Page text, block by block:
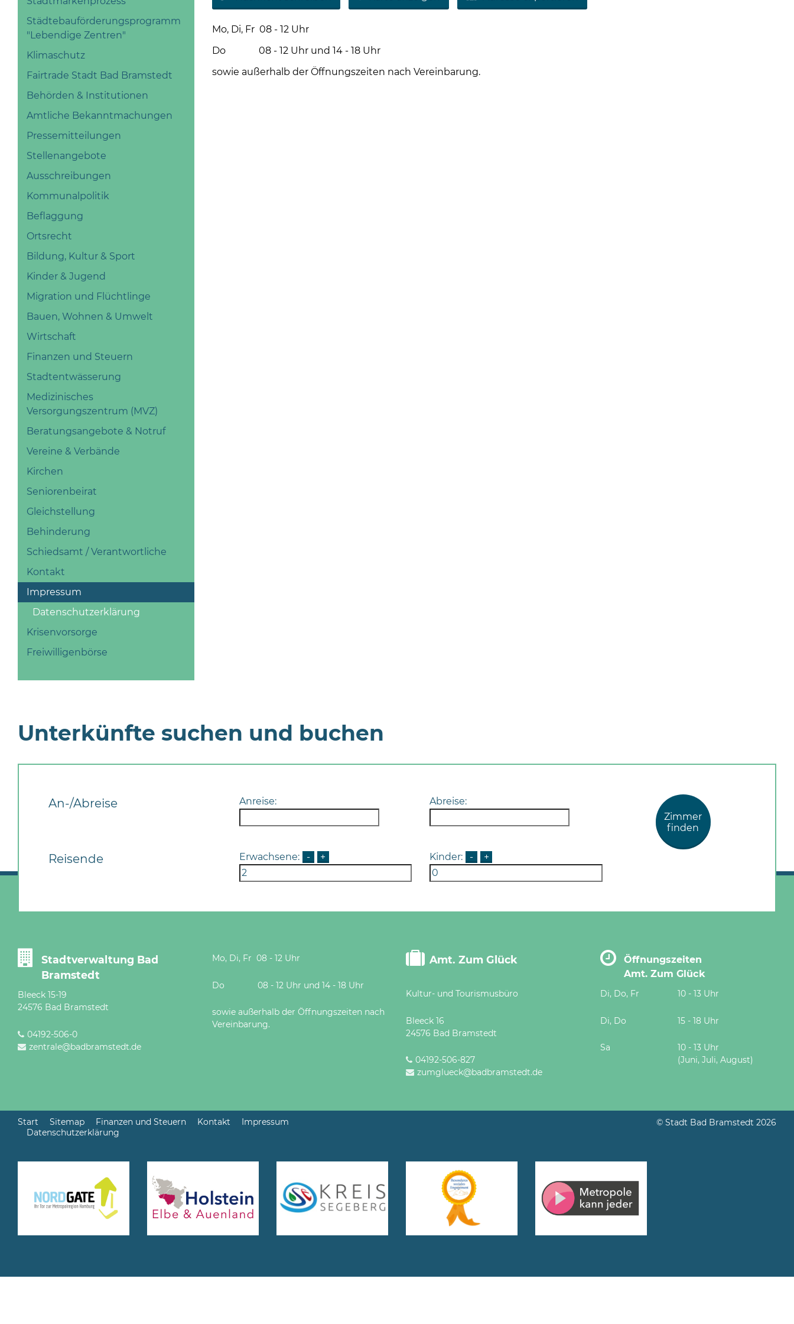
Städtebauförderungsprogramm
"Lebendige Zentren"
Klimaschutz
Fairtrade Stadt Bad Bramstedt
Behörden & Institutionen
Amtliche Bekanntmachungen
Pressemitteilungen
Stellenangebote
Ausschreibungen
Kommunalpolitik
Beflaggung
Ortsrecht
Bildung, Kultur & Sport
Kinder & Jugend
Migration und Flüchtlinge
Bauen, Wohnen & Umwelt
Wirtschaft
Finanzen und Steuern
Stadtentwässerung
Medizinisches
Versorgungszentrum (MVZ)
Beratungsangebote & Notruf
Vereine & Verbände
Kirchen
Seniorenbeirat
Gleichstellung
Behinderung
Schiedsamt / Verantwortliche
Kontakt
Impressum
Datenschutzerklärung
Krisenvorsorge
Freiwilligenbörse
Mo, Di, Fr 08 - 12 Uhr
Do 08 - 12 Uhr und 14 - 18 Uhr
sowie außerhalb der Öffnungszeiten nach Vereinbarung.
Unterkünfte suchen und buchen
An-/Abreise Anreise: Abreise:
Reisende Erwachsene: - + Kinder: - +
Zimmer
finden
Stadtverwaltung Bad
Bramstedt
Bleeck 15-19
24576 Bad Bramstedt
04192-506-0
zentrale@badbramstedt.de
Mo, Di, Fr 08 - 12 Uhr
Do 08 - 12 Uhr und 14 - 18 Uhr
sowie außerhalb der Öffnungszeiten nach
Vereinbarung.
Amt. Zum Glück
Kultur- und Tourismusbüro
Bleeck 16
24576 Bad Bramstedt
04192-506-827
zumglueck@badbramstedt.de
Öffnungszeiten
Amt. Zum Glück
Di, Do, Fr 10 - 13 Uhr
Di, Do 15 - 18 Uhr
Sa
10 - 13 Uhr
(Juni, Juli, August)
Start Sitemap Finanzen und Steuern Kontakt
Impressum
Datenschutzerklärung
© Stadt Bad Bramstedt 2026